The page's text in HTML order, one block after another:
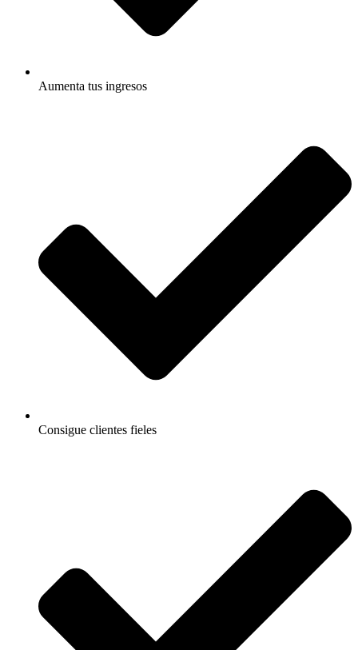
Aumenta tus ingresos
Consigue clientes fieles